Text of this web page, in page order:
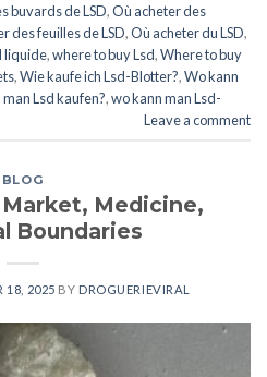
buvards de LSD,Où acheter des
des feuilles de LSD,Où acheter du LSD,
liquide,where to buy Lsd,Where to buy
,Wie kaufe ich Lsd-Blotter?,Wo kann
Lsd kaufen?,wo kann man Lsd-
Leave a comment
BLOG
Medicine,
Boundaries
18, 2025 BY DROGUERIEVIRAL